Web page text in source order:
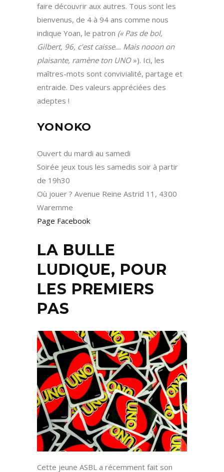
faire découvrir aux autres. Tous sont les
bienvenus, de 4 à 94 ans comme nous
indique Yoan, le patron (« Pas de bol,
Gilbert, 96, c’est caisse… Mais nooon on
plaisante, ramène ton UNO»). Ici, les
maîtres-mots sont convivialité, partage et
entraide. Des valeurs appréciées des
adeptes !
YONOKO
Ouvert du mardi au samedi
Soirée jeux tous les samedis soir à partir
de 19h30
Où jouer ? Avenue Reine Astrid 11, 4300
Waremme
Page Facebook
LA BULLE
LUDIQUE, POUR
LES PREMIERS
PAS
Cette jeune ASBL a récemment fait son